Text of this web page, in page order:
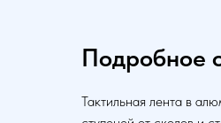
Подробное
Тактильная лента в